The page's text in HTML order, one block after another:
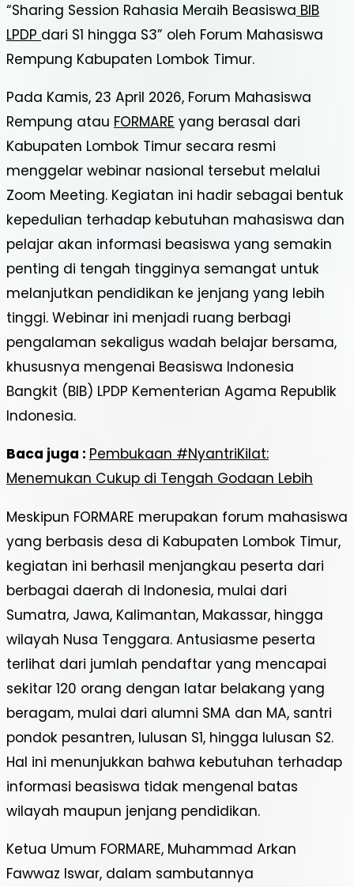
“Sharing Session Rahasia Meraih Beasiswa BIB
LPDP dari S1 hingga S3” oleh Forum Mahasiswa
Rempung Kabupaten Lombok Timur.
Pada Kamis, 23 April 2026, Forum Mahasiswa
Rempung atau FORMARE yang berasal dari
Kabupaten Lombok Timur secara resmi
menggelar webinar nasional tersebut melalui
Zoom Meeting. Kegiatan ini hadir sebagai bentuk
kepedulian terhadap kebutuhan mahasiswa dan
pelajar akan informasi beasiswa yang semakin
penting di tengah tingginya semangat untuk
melanjutkan pendidikan ke jenjang yang lebih
tinggi. Webinar ini menjadi ruang berbagi
pengalaman sekaligus wadah belajar bersama,
khususnya mengenai Beasiswa Indonesia
Bangkit (BIB) LPDP Kementerian Agama Republik
Indonesia.
Baca juga : Pembukaan #NyantriKilat:
Menemukan Cukup di Tengah Godaan Lebih
Meskipun FORMARE merupakan forum mahasiswa
yang berbasis desa di Kabupaten Lombok Timur,
kegiatan ini berhasil menjangkau peserta dari
berbagai daerah di Indonesia, mulai dari
Sumatra, Jawa, Kalimantan, Makassar, hingga
wilayah Nusa Tenggara. Antusiasme peserta
terlihat dari jumlah pendaftar yang mencapai
sekitar 120 orang dengan latar belakang yang
beragam, mulai dari alumni SMA dan MA, santri
pondok pesantren, lulusan S1, hingga lulusan S2.
Hal ini menunjukkan bahwa kebutuhan terhadap
informasi beasiswa tidak mengenal batas
wilayah maupun jenjang pendidikan.
Ketua Umum FORMARE, Muhammad Arkan
Fawwaz Iswar, dalam sambutannya